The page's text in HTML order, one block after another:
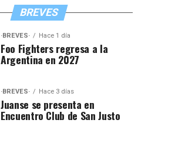
BREVES
·BREVES· Hace 1 día
Foo Fighters regresa a la
Argentina en 2027
·BREVES· Hace 3 días
Juanse se presenta en
Encuentro Club de San Justo